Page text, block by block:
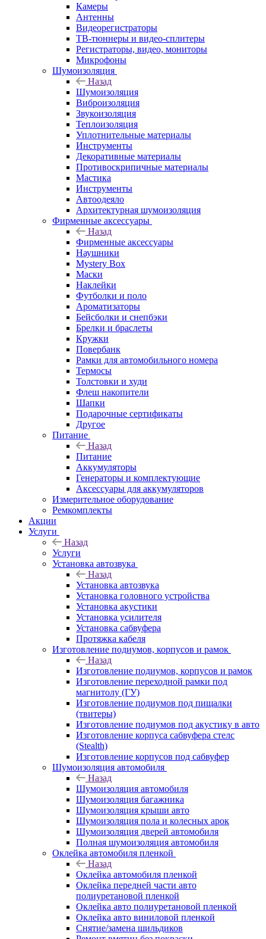
Камеры
Антенны
Видеорегистраторы
ТВ-тюннеры и видео-сплитеры
Регистраторы, видео, мониторы
Микрофоны
Шумоизоляция
Назад
Шумоизоляция
Виброизоляция
Звукоизоляция
Теплоизоляция
Уплотнительные материалы
Инструменты
Декоративные материалы
Противоскрипичные материалы
Мастика
Инструменты
Автоодеяло
Архитектурная шумоизоляция
Фирменные аксессуары
Назад
Фирменные аксессуары
Наушники
Mystery Box
Маски
Наклейки
Футболки и поло
Ароматизаторы
Бейсболки и снепбэки
Брелки и браслеты
Кружки
Повербанк
Рамки для автомобильного номера
Термосы
Толстовки и худи
Флеш накопители
Шапки
Подарочные сертификаты
Другое
Питание
Назад
Питание
Аккумуляторы
Генераторы и комплектующие
Аксессуары для аккумуляторов
Измерительное оборудование
Ремкомплекты
Акции
Услуги
Назад
Услуги
Установка автозвука
Назад
Установка автозвука
Установка головного устройства
Установка акустики
Установка усилителя
Установка сабвуфера
Протяжка кабеля
Изготовление подиумов, корпусов и рамок
Назад
Изготовление подиумов, корпусов и рамок
Изготовление переходной рамки под
магнитолу (ГУ)
Изготовление подиумов под пищалки
(твитеры)
Изготовление подиумов под акустику в авто
Изготовление корпуса сабвуфера стелс
(Stealth)
Изготовление корпусов под сабвуфер
Шумоизоляция автомобиля
Назад
Шумоизоляция автомобиля
Шумоизоляция багажника
Шумоизоляция крыши авто
Шумоизоляция пола и колесных арок
Шумоизоляция дверей автомобиля
Полная шумоизоляция автомобиля
Оклейка автомобиля пленкой
Назад
Оклейка автомобиля пленкой
Оклейка передней части авто
полиуретановой пленкой
Оклейка авто полиуретановой пленкой
Оклейка авто виниловой пленкой
Снятие/замена шильдиков